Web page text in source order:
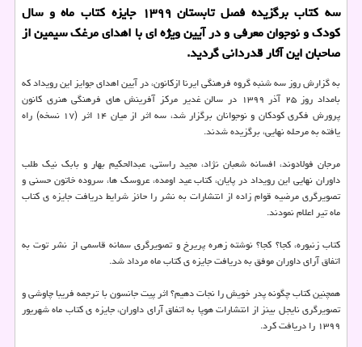
سه کتاب برگزیده فصل تابستان ۱۳۹۹ جایزه کتاب ماه و سال
کودک و نوجوان معرفی و در آیین ویژه ای با اهدای مرغک سیمین از
صاحبان این آثار قدردانی گردید.
به گزارش روز سه شنبه گروه فرهنگی ایرنا ازکانون، در آیین اهدای جوایز این رویداد که
بامداد روز ۲۵ آذر ۱۳۹۹ در سالن غدیر مرکز آفرینش های فرهنگی هنری کانون
پرورش فکری کودکان و نوجوانان برگزار شد، سه اثر از میان ۱۴ اثر (۱۷ نسخه) راه
یافته به مرحله نهایی، برگزیده شدند.
مرجان فولادوند، افسانه شعبان نژاد، مجید راستی، عبدالحکیم بهار و بابک نیک طلب
داوران نهایی این رویداد در پایان، کتاب عید اومده، عروسک ها، سروده خاتون حسنی و
تصویرگری مرضیه قوام زاده از انتشارات به نشر را حائز شرایط دریافت جایزه ی کتاب
ماه تیر اعلام نمودند.
کتاب زنبوره، کجا؟ کجا؟ نوشته زهره پریرخ و تصویرگری سمانه قاسمی از نشر توت به
اتفاق آرای داوران موفق به دریافت جایزه ی کتاب ماه مرداد شد.
همچنین کتاب چگونه پدر خویش را نجات دهیم؟ اثر پیت جانسون با ترجمه فریبا چاوشی و
تصویرگری نایجل بینز از انتشارات هوپا به اتفاق آرای داوران، جایزه ی کتاب ماه شهریور
۱۳۹۹ را دریافت کرد.